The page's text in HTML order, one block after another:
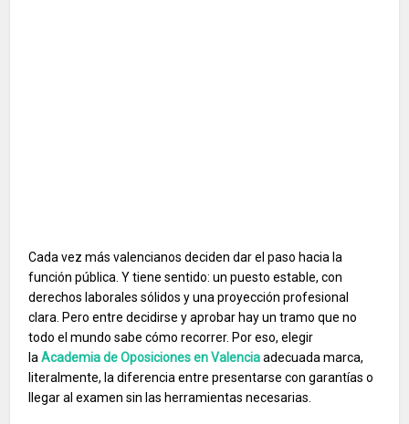
Cada vez más valencianos deciden dar el paso hacia la
función pública. Y tiene sentido: un puesto estable, con
derechos laborales sólidos y una proyección profesional
clara. Pero entre decidirse y aprobar hay un tramo que no
todo el mundo sabe cómo recorrer. Por eso, elegir
laAcademia de Oposiciones en Valenciaadecuada marca,
literalmente, la diferencia entre presentarse con garantías o
llegar al examen sin las herramientas necesarias.